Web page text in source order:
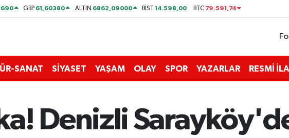
GBP 61,60380 ALTIN 6862,09000 BİST14.598,00 BTC 79.591,74
SANAT SİYASET YAŞAM OLAY SPOR YAZARLAR RESMİ
Denizli